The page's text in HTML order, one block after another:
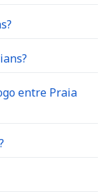
entre Praia